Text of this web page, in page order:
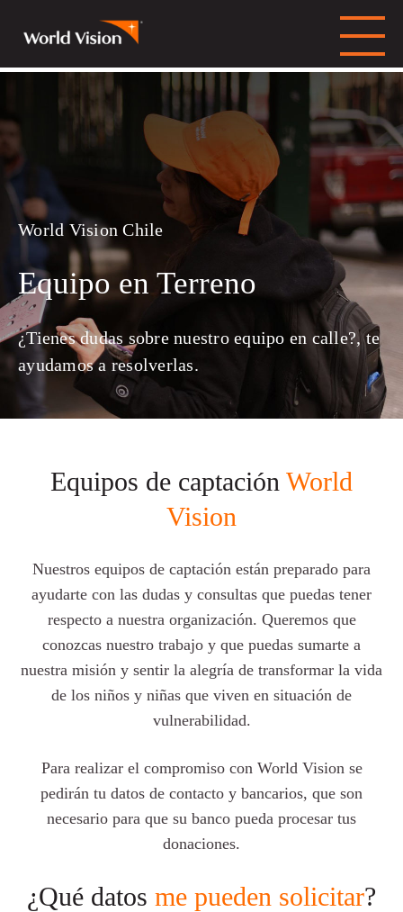
World Vision Chile
Equipo en Terreno
¿Tienes dudas sobre nuestro equipo en calle?, te
ayudamos a resolverlas.
Equipos de captación World
Vision
Nuestros equipos de captación están preparado para
ayudarte con las dudas y consultas que puedas tener
respecto a nuestra organización. Queremos que
conozcas nuestro trabajo y que puedas sumarte a
nuestra misión y sentir la alegría de transformar la vida
de los niños y niñas que viven en situación de
vulnerabilidad.
Para realizar el compromiso con World Vision se
pedirán tu datos de contacto y bancarios, que son
necesario para que su banco pueda procesar tus
donaciones.
¿Qué datos me pueden solicitar?